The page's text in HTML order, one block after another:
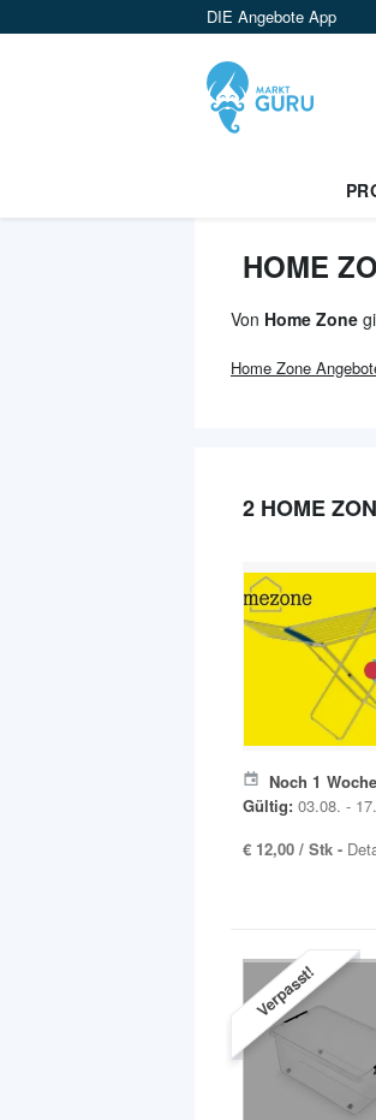
DIE Angebote App
HOME
Von Home Zone
Home Zone
2 HOME
Noch 1 Woche
Gültig: 03.08. -
€ 12,00 / Stk -
Verpasst!